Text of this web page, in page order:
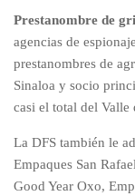
Prestanombre de
agencias de
prestanombres de
Sinaloa y socio
casi el total del Valle
La DFS también le
Empaques San
Good Year Oxo,